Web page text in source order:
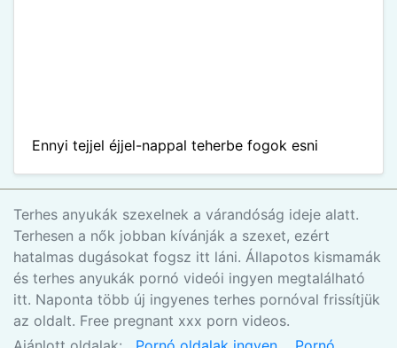
Ennyi tejjel éjjel-nappal teherbe fogok esni
Terhes anyukák szexelnek a várandóság ideje alatt.
Terhesen a nők jobban kívánják a szexet, ezért
hatalmas dugásokat fogsz itt láni. Állapotos kismamák
és terhes anyukák pornó videói ingyen megtalálható
itt. Naponta több új ingyenes terhes pornóval frissítjük
az oldalt. Free pregnant xxx porn videos.